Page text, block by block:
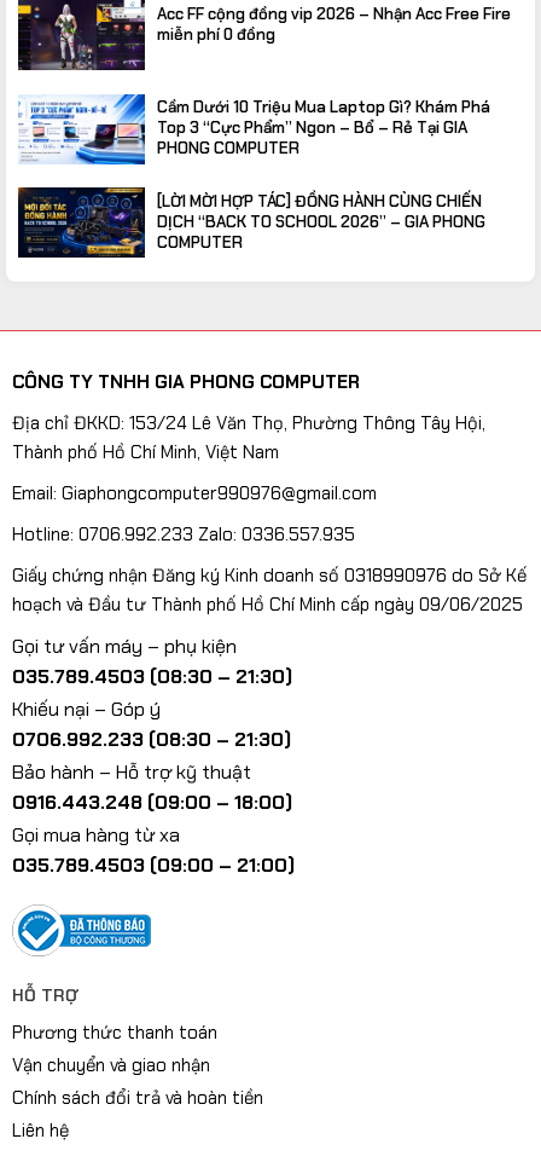
Acc FF cộng đồng vip 2026 – Nhận Acc Free Fire
miễn phí 0 đồng
Cầm Dưới 10 Triệu Mua Laptop Gì? Khám Phá
Top 3 “Cực Phẩm” Ngon – Bổ – Rẻ Tại GIA
PHONG COMPUTER
[LỜI MỜI HỢP TÁC] ĐỒNG HÀNH CÙNG CHIẾN
DỊCH “BACK TO SCHOOL 2026” – GIA PHONG
COMPUTER
CÔNG TY TNHH GIA PHONG COMPUTER
Địa chỉ ĐKKD: 153/24 Lê Văn Thọ, Phường Thông Tây Hội,
Thành phố Hồ Chí Minh, Việt Nam
Email: Giaphongcomputer990976@gmail.com
Hotline: 0706.992.233 Zalo: 0336.557.935
Giấy chứng nhận Đăng ký Kinh doanh số 0318990976 do Sở Kế
hoạch và Đầu tư Thành phố Hồ Chí Minh cấp ngày 09/06/2025
Gọi tư vấn máy – phụ kiện
035.789.4503 (08:30 – 21:30)
Khiếu nại – Góp ý
0706.992.233 (08:30 – 21:30)
Bảo hành – Hỗ trợ kỹ thuật
0916.443.248 (09:00 – 18:00)
Gọi mua hàng từ xa
035.789.4503 (09:00 – 21:00)
HỖ TRỢ
Phương thức thanh toán
Vận chuyển và giao nhận
Chính sách đổi trả và hoàn tiền
Liên hệ